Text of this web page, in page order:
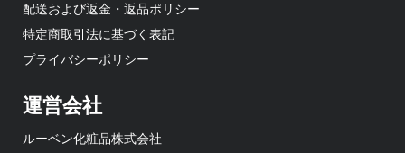
配送および返金・返品ポリシー
特定商取引法に基づく表記
プライバシーポリシー
運営会社
ルーベン化粧品株式会社